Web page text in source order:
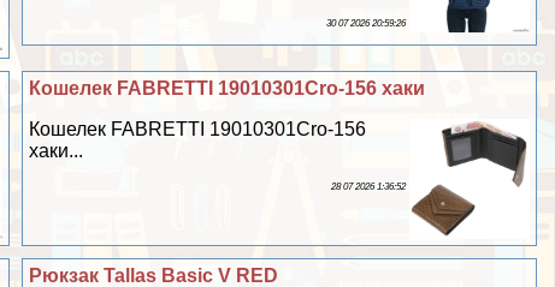
30 07 2026 20:59:26
Кошелек FABRETTI 19010301Cro-156 хаки
Кошелек FABRETTI 19010301Cro-156
хаки...
28 07 2026 1:36:52
Рюкзак Tallas Basic V RED